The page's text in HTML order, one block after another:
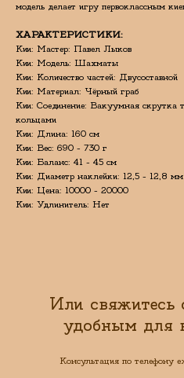
модель делает игру первоклассным
ХАРАКТЕРИСТИКИ:
Кии: Мастер: Павел Лыков
Кии: Модель: Шахматы
Кии: Количество частей: Двусоставной
Кии: Материал: Чёрный граб
Кии: Соединение: Вакуумная скрутка
кольцами
Кии: Длина: 160 см
Кии: Вес: 690 - 730 г
Кии: Баланс: 41 - 45 см
Кии: Диаметр наклейки: 12,5 - 12,8 мм
Кии: Цена: 10000 - 20000
Кии: Удлинитель: Нет
Или
удобным для
Консультация по телефону